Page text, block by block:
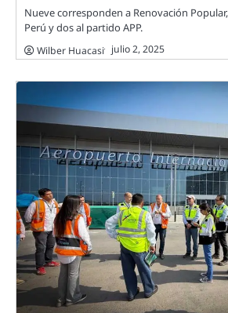
Nueve corresponden a Renovación
Perú y dos al partido APP.
Wilber Huacasi julio 2, 2025